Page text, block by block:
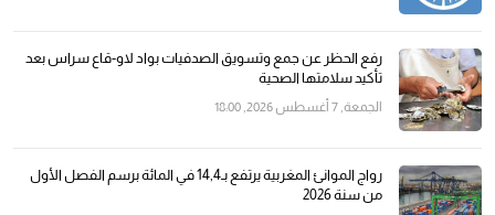
رفع الحظر عن جمع وتسويق الصدفيات بواد لاو-قاع سراس بعد
تأكيد سلامتها الصحية
الجمعة, 7 أغسطس 2026, 18:00
رواج الموانئ المغربية يرتفع بـ14,4 في المائة برسم الفصل الأول
من سنة 2026